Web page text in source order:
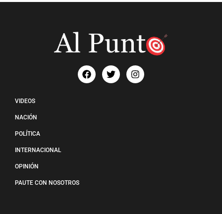
VIDEOS
NACIÓN
POLÍTICA
INTERNACIONAL
OPINIÓN
PAUTE CON NOSOTROS